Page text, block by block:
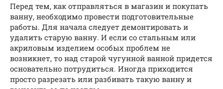
Перед тем, как отправляться в магазин и покупать
ванну, необходимо провести подготовительные
работы. Для начала следует демонтировать и
удалить старую ванну. И если со стальным или
акриловым изделием особых проблем не
возникнет, то над старой чугунной ванной придется
основательно потрудиться. Иногда приходится
просто разрезать или разбивать такую ванну и